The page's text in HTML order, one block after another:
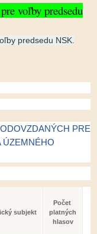
voľby predsedu
predsedu NSK.
PRE
ÚZEMNÉHO
subjekt
Počet
platných
hlasov